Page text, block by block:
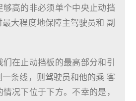
够高的非必须单个中央止动挡
大程度地保障主驾驶员和 副
在止动挡板的最高部分和引
条线，则驾驶员和他的乘 客
况下位于下方。不幸的是，